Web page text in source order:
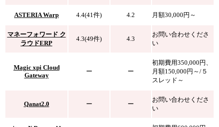
ASTERIA Warp 4.4(41件) 4.2 月額30,000円～
マネーフォワード ク
ラウドERP
4.3(49件) 4.3
お問い合わせくださ
い
Magic xpi Cloud
Gateway
ー ー
初期費用350,000円、
月額150,000円～/５
スレッド～
Qanat2.0 ー ー
お問い合わせくださ
い